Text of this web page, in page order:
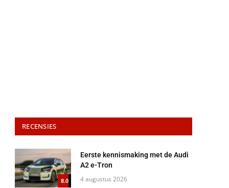
RECENSIES
8.0
Eerste kennismaking met de Audi
A2 e-Tron
4 augustus 2026